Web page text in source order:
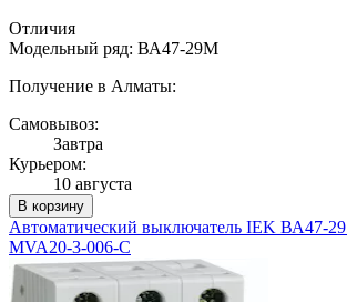
Отличия
Модельный ряд: ВА47-29М
Получение в Алматы:
Самовывоз:
Завтра
Курьером:
10 августа
В корзину
Автоматический выключатель IEK ВА47-
MVA20-3-006-C